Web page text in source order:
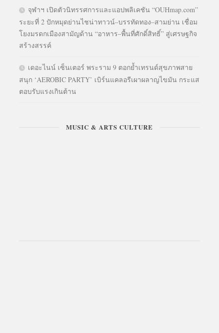
จุฬาฯ เปิดตัวนิทรรศการและแอปพลิเคชัน “OUHmap.com”
ระยะที่ 2 ปักหมุดย่านไชน่าทาวน์–บรรทัดทอง–สามย่าน เชื่อม
โยงมรดกเมืองสามัญด้าน “อาหาร–พื้นที่ศักดิ์สิทธิ์” สู่เศรษฐกิจ
สร้างสรรค์
เดอะไนน์ เซ็นเตอร์ พระราม 9 ตอกย้ำเทรนด์สุขภาพสาย
สนุก ‘AEROBIC PARTY’ เบิร์นแคลอรีเผาผลาญไขมัน กระแส
ตอบรับแรงเกินต้าน
MUSIC & ARTS CULTURE